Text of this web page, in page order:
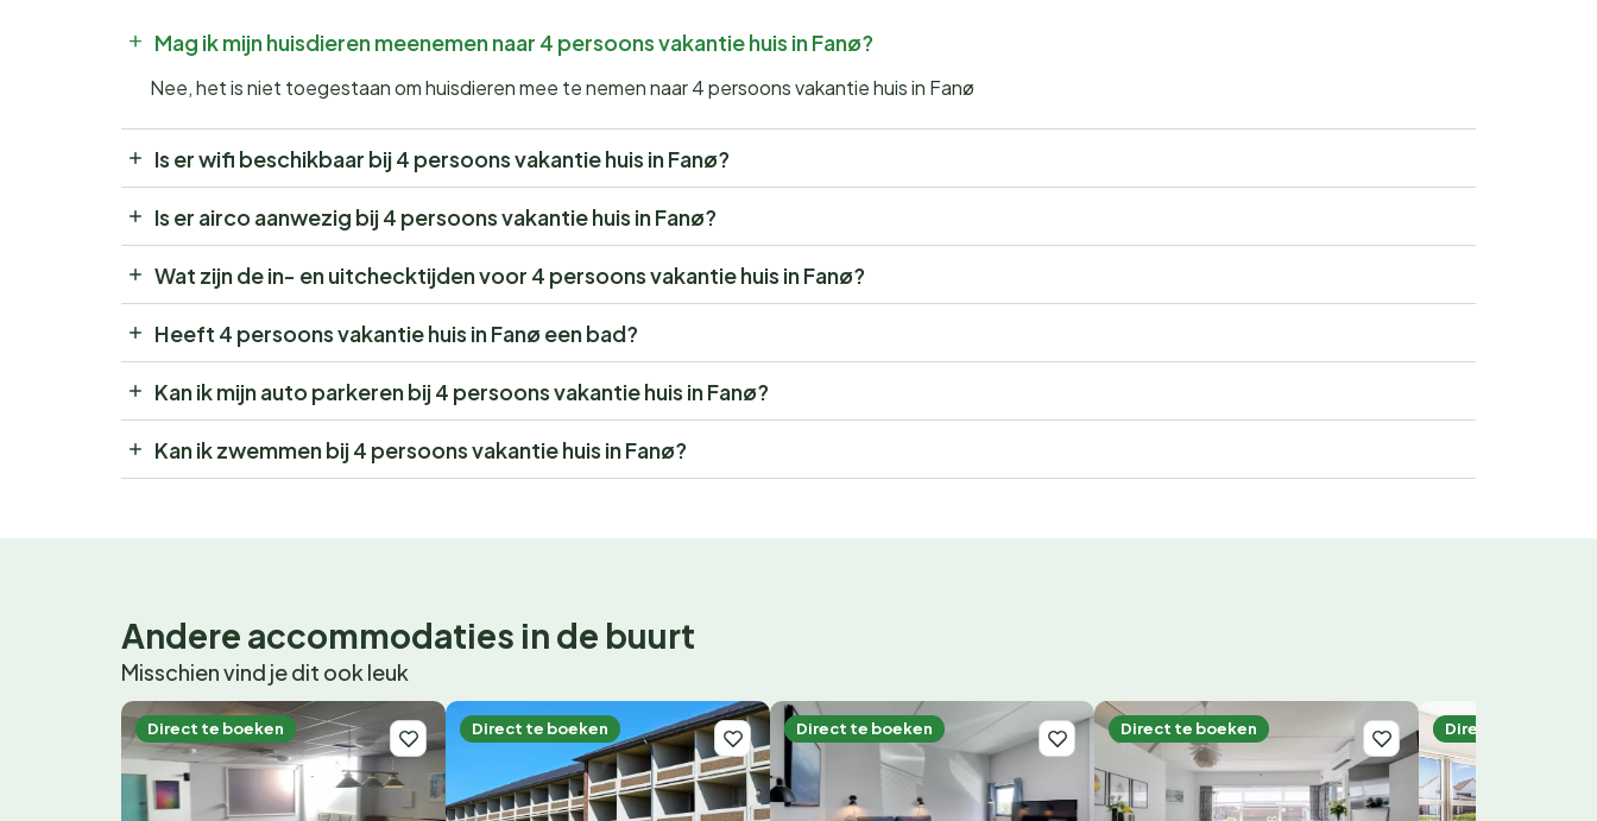
Mag ik mijn huisdieren meenemen naar 4 persoons vakantie huis in Fanø?
Nee, het is niet toegestaan om huisdieren mee te nemen naar 4 persoons vakantie huis in Fanø
Is er wifi beschikbaar bij 4 persoons vakantie huis in Fanø?
Is er airco aanwezig bij 4 persoons vakantie huis in Fanø?
Wat zijn de in- en uitchecktijden voor 4 persoons vakantie huis in Fanø?
Heeft 4 persoons vakantie huis in Fanø een bad?
Kan ik mijn auto parkeren bij 4 persoons vakantie huis in Fanø?
Kan ik zwemmen bij 4 persoons vakantie huis in Fanø?
Andere accommodaties in de buurt
Misschien vind je dit ook leuk
Direct te boeken Direct te boeken Direct te boeken Direct te boeken Direct te boeken